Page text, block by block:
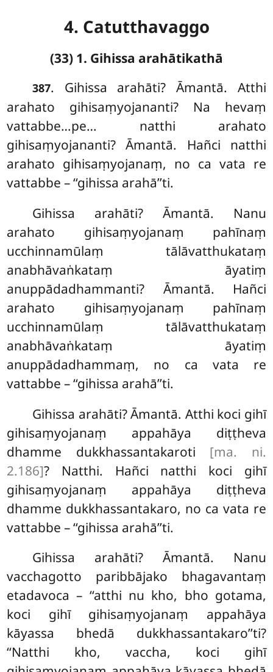
4. Catutthavaggo
(33) 1. Gihissa arahātikathā
387. Gihissa arahāti? Āmantā. Atthi
arahato gihisaṃyojananti? Na hevaṃ
vattabbe…pe… natthi arahato
gihisaṃyojananti? Āmantā. Hañci natthi
arahato gihisaṃyojanaṃ, no ca vata re
vattabbe – ‘‘gihissa arahā’’ti.
Gihissa arahāti? Āmantā. Nanu
arahato gihisaṃyojanaṃ pahīnaṃ
ucchinnamūlaṃ tālāvatthukataṃ
anabhāvaṅkataṃ āyatiṃ
anuppādadhammanti? Āmantā. Hañci
arahato gihisaṃyojanaṃ pahīnaṃ
ucchinnamūlaṃ tālāvatthukataṃ
anabhāvaṅkataṃ āyatiṃ
anuppādadhammaṃ, no ca vata re
vattabbe – ‘‘gihissa arahā’’ti.
Gihissa arahāti? Āmantā. Atthi koci gihī
gihisaṃyojanaṃ appahāya diṭṭheva
dhamme dukkhassantakaroti [ma. ni.
2.186]? Natthi. Hañci natthi koci gihī
gihisaṃyojanaṃ appahāya diṭṭheva
dhamme dukkhassantakaro, no ca vata re
vattabbe – ‘‘gihissa arahā’’ti.
Gihissa arahāti? Āmantā. Nanu
vacchagotto paribbājako bhagavantaṃ
etadavoca – ‘‘atthi nu kho, bho gotama,
koci gihī gihisaṃyojanaṃ appahāya
kāyassa bhedā dukkhassantakaro’’ti?
‘‘Natthi kho, vaccha, koci gihī